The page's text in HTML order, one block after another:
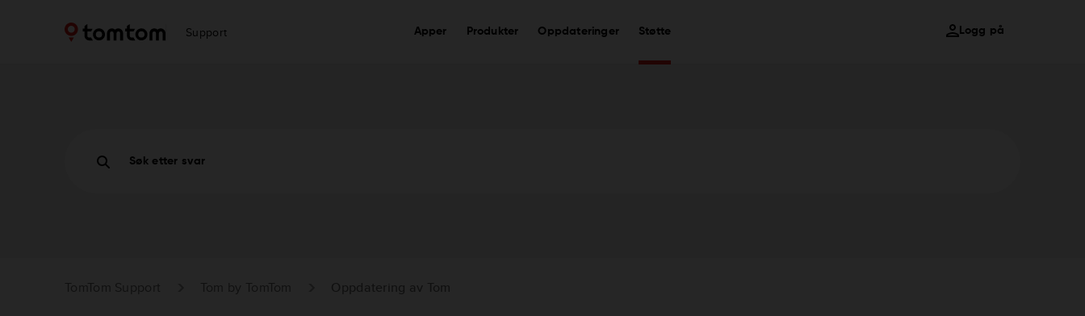
Support Apper Produkter Oppdateringer Støtte Logg på
Søk etter svar